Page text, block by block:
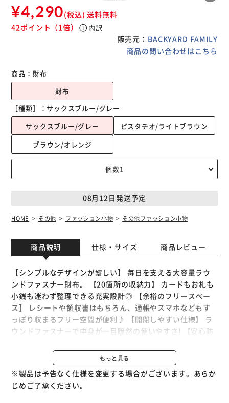
¥4,290(税込) 送料無料
42ポイント （1倍） info内訳
販売元： BACKYARD FAMILY
商品の問い合わせはこちら
商品： 財布
財布
［種類］：サックスブルー/グレー
サックスブルー/グレー
ピスタチオ/ライトブラウン
ブラウン/オレンジ
08月12日発送予定
HOME その他 ファッション小物 その他ファッション小物
商品説明 仕様・サイズ 商品レビュー
【シンプルなデザインが嬉しい】 毎日を支える大容量ラウ
ンドファスナー財布。 【20箇所の収納力】 カードもお札も
小銭も迷わず整理できる充実設計◎ 【余裕のフリースペー
ス】 レシートや領収書はもちろん、通帳やスマホなどもす
っぽり収まるフリー空間が便利♪ 【開閉しやすい仕様】 ラ
ウンドファスナーで中身が一目瞭然の使いやすさ! 【安心防
〇 【本革の品格】 上質な牛革を使用したシンプルで飽きの
こない佇まい。
もっと見る
※製品は予告なく仕様を変更する場合がございます。あらか
じめご了承ください。